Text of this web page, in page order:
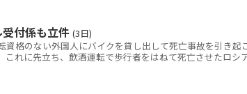
付係も立件 (3日)
格のない外国人にバイクを貸し出して死亡事故を引き起
れに先立ち、飲酒運転で歩行者をはねて死亡させたロシ